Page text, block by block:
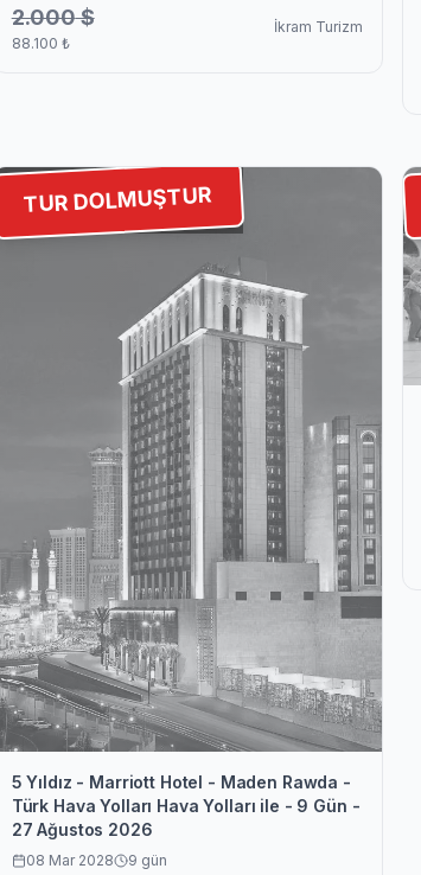
2.000$
88.100 ₺
İkram Turizm
TUR DOLMUŞTUR
5 Yıldız - Marriott Hotel - Maden Rawda -
Türk Hava Yolları Hava Yolları ile - 9 Gün -
27 Ağustos 2026
08 Mar 2028 9 gün